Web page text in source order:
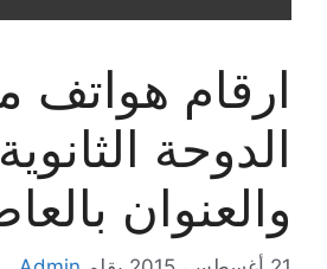
ارقام هواتف
الدوحة
والعنوان